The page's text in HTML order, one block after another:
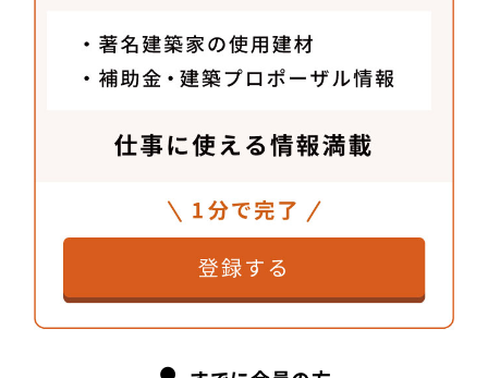
エントランスホールの大きなデジタルスクリーンに
映し出されるのは、このビルで用いられている、高
「自然からの刺激や、空間を構成するものの背景を
知ることで生まれる愛着といったものが、創造性を
語った。自然の循環の中に融和させることで、働く
人の心身を解き放つオフィスが稼働し始めた。
REVZO虎ノ門
設計 /川島範久建築設計事務所＋中央